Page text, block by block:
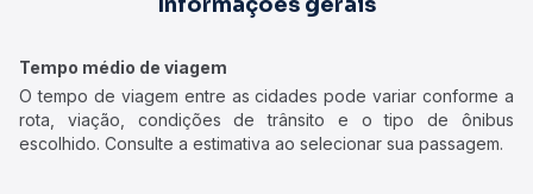
Tempo médio de viagem
O tempo de viagem entre as cidades pode variar conforme a
rota, viação, condições de trânsito e o tipo de ônibus
escolhido. Consulte a estimativa ao selecionar sua passagem.